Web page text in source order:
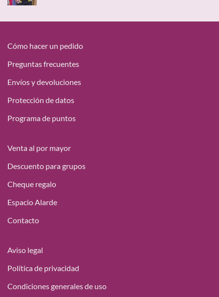
desde
Cómo hacer un pedido
Preguntas frecuentes
Envíos y devoluciones
Protección de datos
Programa de puntos
Venta al por mayor
Descuento para grupos
Cheque regalo
Espacio Alarde
Contacto
Aviso legal
Política de privacidad
Condiciones generales de uso